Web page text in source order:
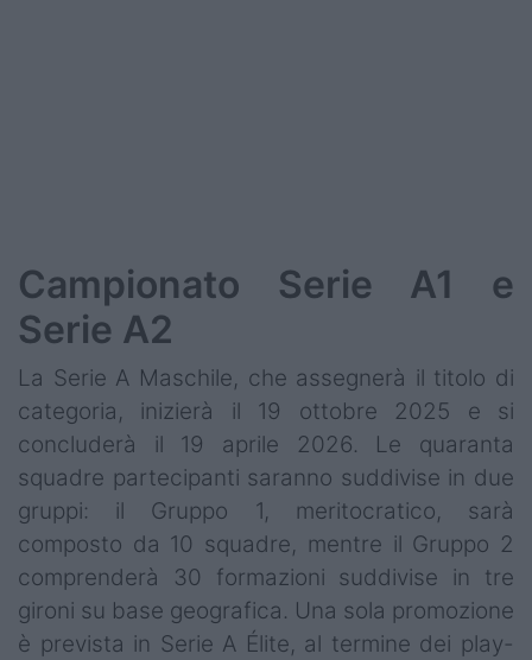
Campionato Serie A1 e
Serie A2
La Serie A Maschile, che assegnerà il titolo di
categoria, inizierà il 19 ottobre 2025 e si
concluderà il 19 aprile 2026. Le quaranta
squadre partecipanti saranno suddivise in due
gruppi: il Gruppo 1, meritocratico, sarà
composto da 10 squadre, mentre il Gruppo 2
comprenderà 30 formazioni suddivise in tre
gironi su base geografica. Una sola promozione
è prevista in Serie A Élite, al termine dei play-